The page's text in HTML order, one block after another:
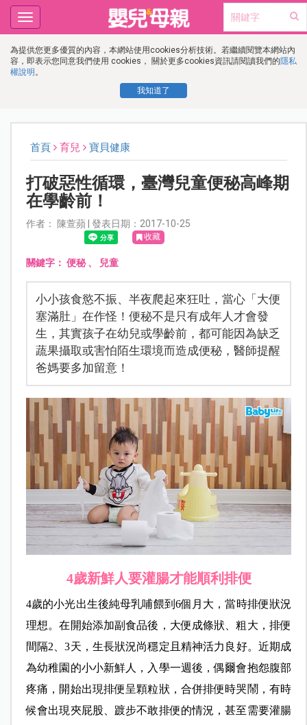
為提供您更多優質的內容，本網站使用cookies分析技術。若繼續閱覽本網站內
容，即表示您同意我們使用 cookies， 關於更多cookies資訊請閱讀我們的隱私
權說明 。
我知道了
Toggle
navigation
首頁 育兒 寶貝健康
打破惡性循環，臺灣兒童便秘高峰期
在學齡前！
作者： 陳萱蘋 | 發表日期：2017-10-25
收藏
關鍵字： 便秘、 兒童
小小孩食慾不振、半夜爬起來狂吐，當心「大便
塞滿肚」在作怪！便秘不是只有成年人才會發
生，其實孩子在幼兒或學齡前，都可能因為缺乏
蔬果攝取或害怕陌生環境而造成便秘，醫師提醒
爸媽要多加留意！
4歲新鮮人要灌腸才能順利排便
4歲的小光出生後純母乳哺餵到6個月大，當時排便狀況
理想。在開始添加副食品後，大便成條狀、粗大，排便
間隔2、3天，生長狀況尚穩定且精神活力良好。近期成
為幼稚園的小小新鮮人，入學一週後，偶爾會抱怨腹部
疼痛，開始出現排便呈顆粒狀，合併排便時哭鬧，有時
候會出現夾屁股、踱步不敢排便的情況，甚至需要灌腸